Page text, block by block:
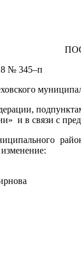
№
и в связи с